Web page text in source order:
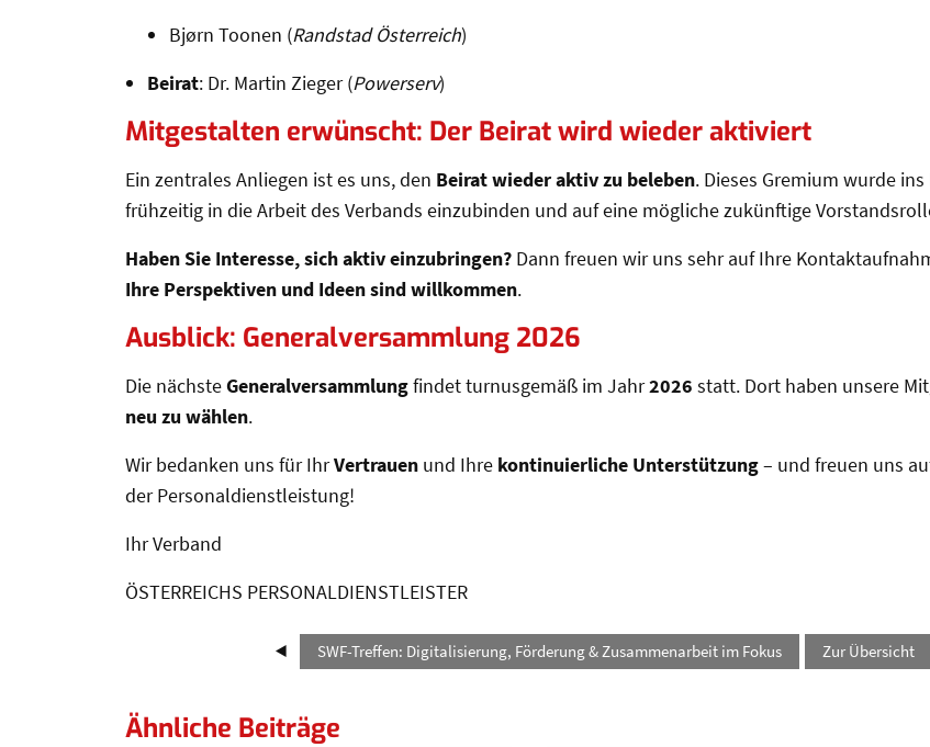
Bjørn Toonen (Randstad Österreich)
Beirat: Dr. Martin Zieger (Powerserv)
Mitgestalten erwünscht: Der Beirat wird wieder aktiviert
Ein zentrales Anliegen ist es uns, den Beirat wieder aktiv zu beleben. Dieses Gremium wurde
frühzeitig in die Arbeit des Verbands einzubinden und auf eine mögliche zukünftige
Haben Sie Interesse, sich aktiv einzubringen? Dann freuen wir uns sehr auf Ihre
Ihre Perspektiven und Ideen sind willkommen.
Ausblick: Generalversammlung 2026
Die nächsteGeneralversammlungfindet turnusgemäß im Jahr2026 statt. Dort haben unsere
neu zu wählen.
Wir bedanken uns für IhrVertrauen und Ihre kontinuierliche Unterstützung– und freuen uns
der Personaldienstleistung!
Ihr Verband
ÖSTERREICHS PERSONALDIENSTLEISTER
SWF-Treffen: Digitalisierung, Förderung & Zusammenarbeit im Fokus Zur Übersicht
Ähnliche Beiträge